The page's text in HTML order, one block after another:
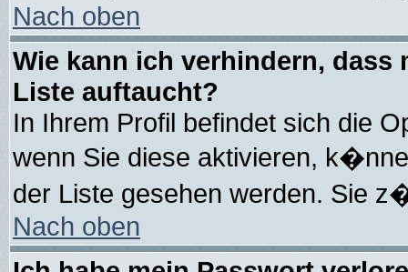
Nach oben
Wie kann ich verhindern, dass
Liste auftaucht?
In Ihrem Profil befindet sich die
wenn Sie diese aktivieren,
der Liste gesehen werden. Sie
Nach oben